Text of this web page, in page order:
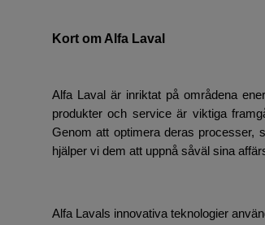
Kort om Alfa Laval
Alfa Laval är inriktat på områdena
produkter och service är viktiga
Genom att optimera deras processer,
hjälper vi dem att uppnå såväl sina
Alfa Lavals innovativa teknologier